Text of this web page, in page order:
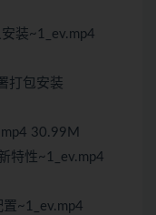
装~1_ev.mp4
打包安装
30.99M
特性~1_ev.mp4
~1_ev.mp4